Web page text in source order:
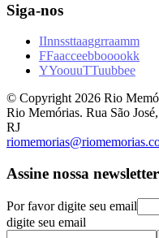
Siga-nos
IInnssttaaggrraamm
FFaacceebbooookk
YYoouuTTuubbee
© Copyright 2026 Rio
Rio Memórias. Rua São
RJ
Assine nossa newsletter
Por favor digite seu email
digite seu email